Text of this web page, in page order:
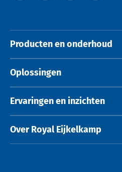
Producten en onderhoud
Oplossingen
Ervaringen en inzichten
Over Royal Eijkelkamp